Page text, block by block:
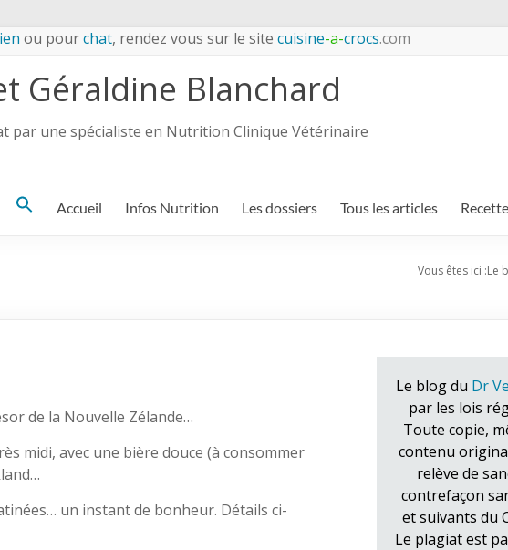
ou pourchat, rendez vous sur le site cuisine-a-crocs.com
Géraldine Blanchard
par une spécialiste en Nutrition Clinique Vétérinaire
Search Accueil Infos Nutrition Les dossiers Tous les articles
Vous êtes ici :Le
de la Nouvelle Zélande…
midi, avec une bière douce (à consommer
un instant de bonheur. Détails ci-
Le blog du Dr
par les lois
Toute copie,
contenu
relève de
contrefaçon
et suivants du
Le plagiat est